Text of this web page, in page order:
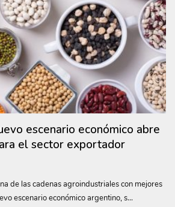
escenario económico abre
el sector exportador
de las cadenas agroindustriales con mejores
escenario económico argentino, s...